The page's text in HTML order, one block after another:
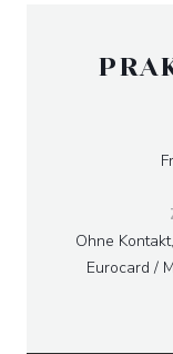
Ohne
Eurocard /